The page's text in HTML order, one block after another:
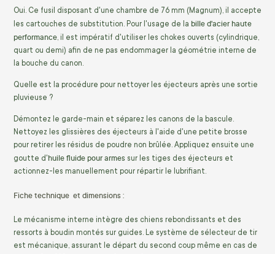
Oui. Ce fusil disposant d'une chambre de 76 mm (Magnum), il accepte
les cartouches de substitution. Pour l'usage de la bille d'acier haute
performance , il est impératif d'utiliser les chokes ouverts (cylindrique,
quart ou demi) afin de ne pas endommager la géométrie interne de
la bouche du canon.
Quelle est la procédure pour nettoyer les éjecteurs après une sortie
pluvieuse ?
Démontez le garde-main et séparez les canons de la bascule.
Nettoyez les glissières des éjecteurs à l'aide d'une petite brosse
pour retirer les résidus de poudre non brûlée. Appliquez ensuite une
goutte d'huile fluide pour armes sur les tiges des éjecteurs et
actionnez-les manuellement pour répartir le lubrifiant.
Fiche technique et dimensions :
Le mécanisme interne intègre des chiens rebondissants et des
ressorts à boudin montés sur guides. Le système de sélecteur de tir
est mécanique, assurant le départ du second coup même en cas de